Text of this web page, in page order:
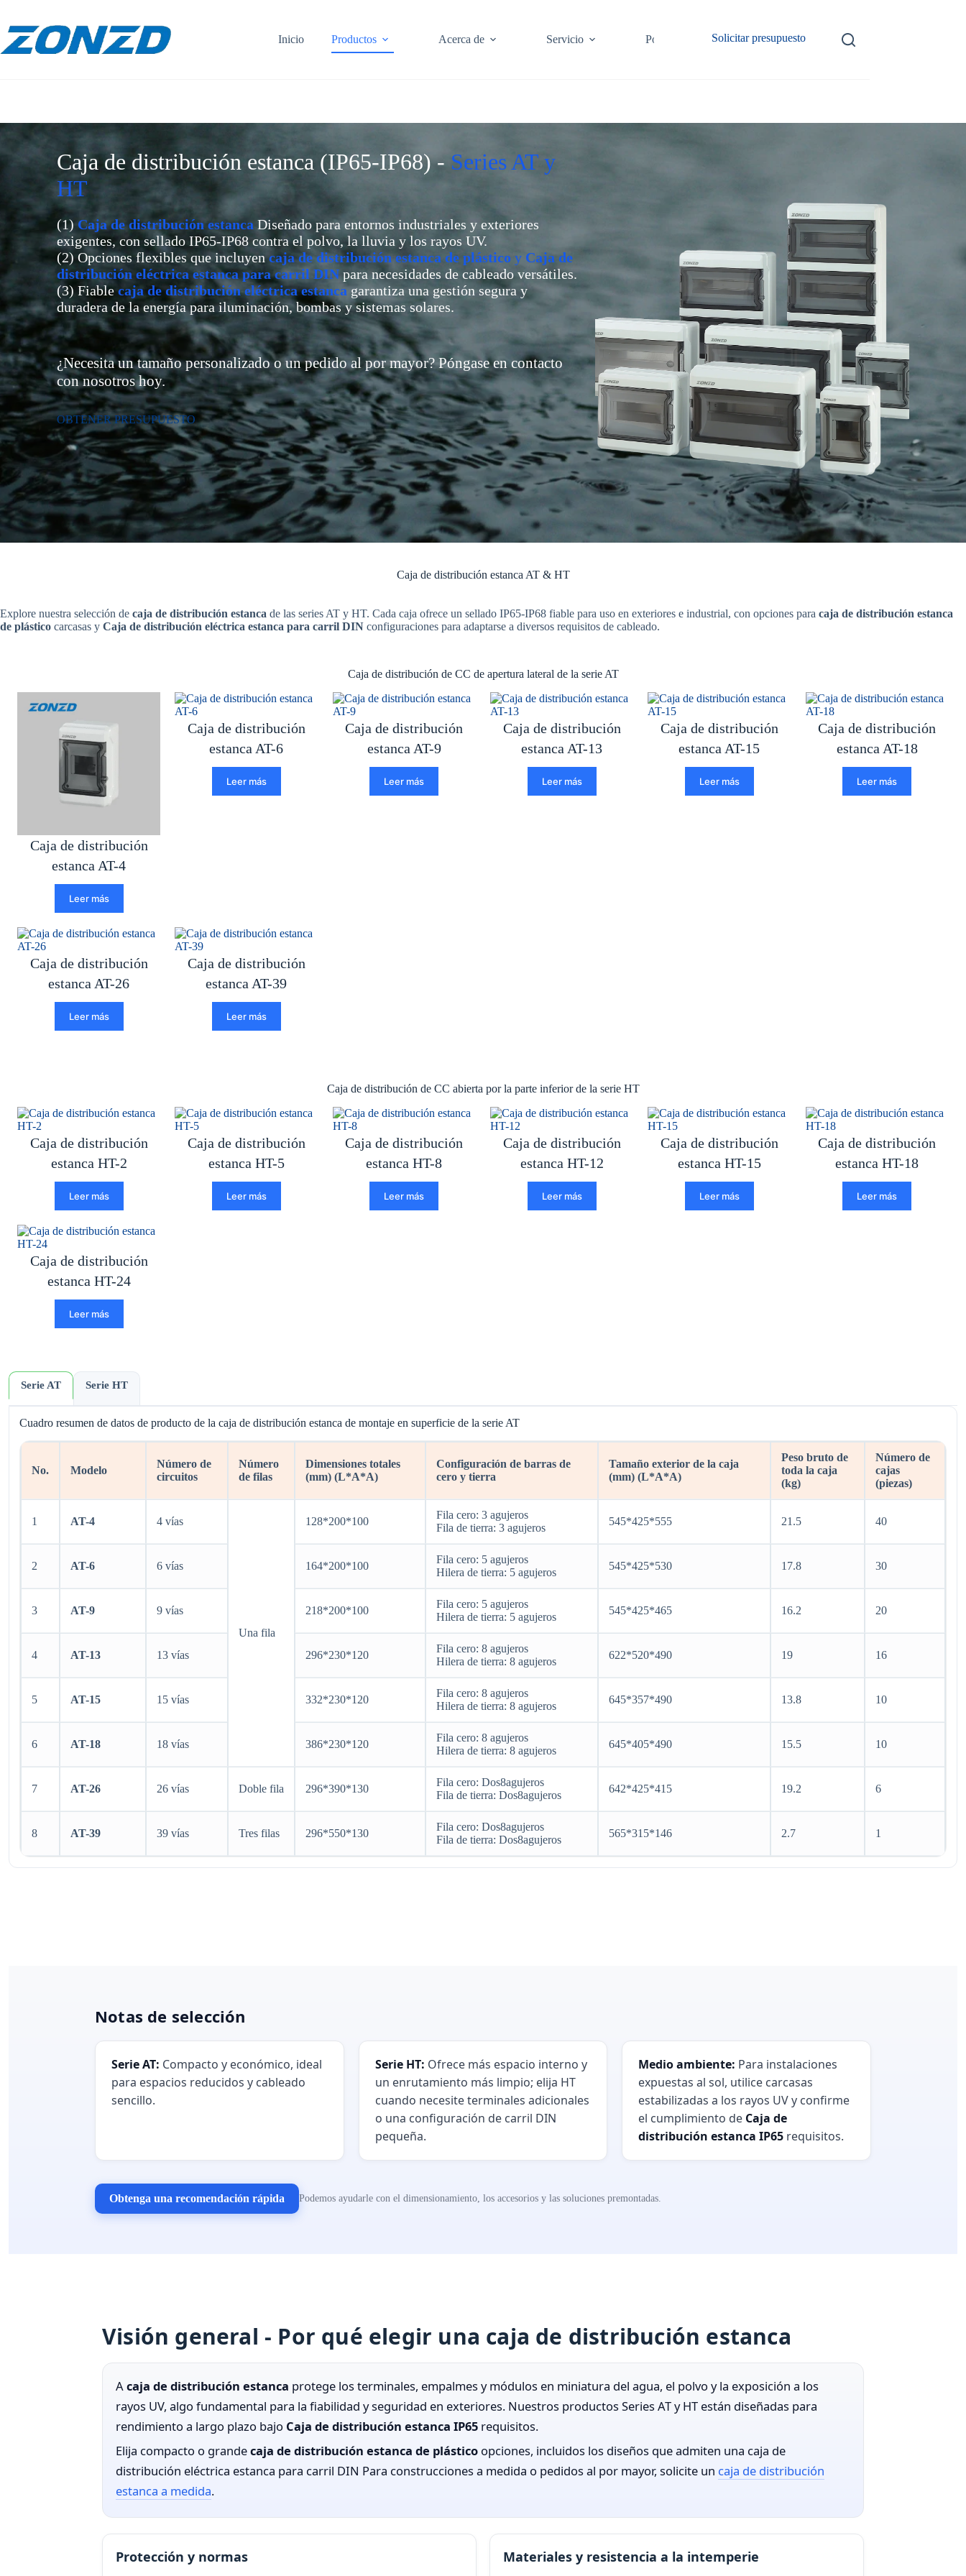
contenido
Inicio Productos Acerca de Servicio Póngase en contacto conSolicitar presupuesto
Caja de distribución estanca (IP65-IP68) -Series AT y
HT
(1) Caja de distribución estanca Diseñado para entornos industriales y exteriores
exigentes, con sellado IP65-IP68 contra el polvo, la lluvia y los rayos UV.
(2) Opciones flexibles que incluyencaja de distribución estanca de plástico y Caja de
distribución eléctrica estanca para carril DINpara necesidades de cableado versátiles.
(3) Fiablecaja de distribución eléctrica estancagarantiza una gestión segura y
duradera de la energía para iluminación, bombas y sistemas solares.
¿Necesita un tamaño personalizado o un pedido al por mayor?Póngase en contacto
con nosotroshoy.
OBTENER PRESUPUESTO
Caja de distribución estanca AT & HT
Explore nuestra selección de caja de distribución estanca de las series AT y HT. Cada caja ofrece un sellado IP65-IP68 fiable para uso en exteriores e industrial, con opciones para caja de distribución estanca
de plástico carcasas y Caja de distribución eléctrica estanca para carril DIN configuraciones para adaptarse a diversos requisitos de cableado.
Caja de distribución de CC de apertura lateral de la serie AT
Caja de distribución
estanca AT-4
Leer más
Caja de distribución
estanca AT-6
Leer más
Caja de distribución
estanca AT-9
Leer más
Caja de distribución
estanca AT-13
Leer más
Caja de distribución
estanca AT-15
Leer más
Caja de distribución
estanca AT-18
Leer más
Caja de distribución
estanca AT-26
Leer más
Caja de distribución
estanca AT-39
Leer más
Caja de distribución de CC abierta por la parte inferior de la serie HT
Caja de distribución
estanca HT-2
Leer más
Caja de distribución
estanca HT-5
Leer más
Caja de distribución
estanca HT-8
Leer más
Caja de distribución
estanca HT-12
Leer más
Caja de distribución
estanca HT-15
Leer más
Caja de distribución
estanca HT-18
Leer más
Caja de distribución
estanca HT-24
Leer más
Serie AT Serie HT
Cuadro resumen de datos de producto de la caja de distribución estanca de montaje en superficie de la serie AT
No. Modelo
Número de
circuitos
Número
de filas
Dimensiones totales
(mm) (L*A*A)
Configuración de barras de
cero y tierra
Tamaño exterior de la caja
(mm) (L*A*A)
Peso bruto de
toda la caja
(kg)
Número de
cajas
(piezas)
1 AT-4 4 vías
Una fila
128*200*100
Fila cero: 3 agujeros
Fila de tierra: 3 agujeros
545*425*555 21.5 40
2 AT-6 6 vías 164*200*100
Fila cero: 5 agujeros
Hilera de tierra: 5 agujeros
545*425*530 17.8 30
3 AT-9 9 vías 218*200*100
Fila cero: 5 agujeros
Hilera de tierra: 5 agujeros
545*425*465 16.2 20
4 AT-13 13 vías 296*230*120
Fila cero: 8 agujeros
Hilera de tierra: 8 agujeros
622*520*490 19 16
5 AT-15 15 vías 332*230*120
Fila cero: 8 agujeros
Hilera de tierra: 8 agujeros
645*357*490 13.8 10
6 AT-18 18 vías 386*230*120
Fila cero: 8 agujeros
Hilera de tierra: 8 agujeros
645*405*490 15.5 10
7 AT-26 26 vías Doble fila 296*390*130
Fila cero: Dos8agujeros
Fila de tierra: Dos8agujeros
642*425*415 19.2 6
8 AT-39 39 vías Tres filas 296*550*130
Fila cero: Dos8agujeros
Fila de tierra: Dos8agujeros
565*315*146 2.7 1
Notas de selección
Serie AT: Compacto y económico, ideal
para espacios reducidos y cableado
sencillo.
Serie HT: Ofrece más espacio interno y
un enrutamiento más limpio; elija HT
cuando necesite terminales adicionales
o una configuración de carril DIN
pequeña.
Medio ambiente: Para instalaciones
expuestas al sol, utilice carcasas
estabilizadas a los rayos UV y confirme
el cumplimiento de Caja de
distribución estanca IP65 requisitos.
Obtenga una recomendación rápida Podemos ayudarle con el dimensionamiento, los accesorios y las soluciones premontadas.
Visión general - Por qué elegir una caja de distribución estanca
Acaja de distribución estanca protege los terminales, empalmes y módulos en miniatura del agua, el polvo y la exposición a los
rayos UV, algo fundamental para la fiabilidad y seguridad en exteriores. Nuestros productos Series AT y HT están diseñadas para
rendimiento a largo plazo bajo Caja de distribución estanca IP65 requisitos.
Elija compacto o grandecaja de distribución estanca de plástico opciones, incluidos los diseños que admiten una caja de
distribución eléctrica estanca para carril DIN Para construcciones a medida o pedidos al por mayor, solicite un caja de distribución
estanca a medida.
Protección y normas Materiales y resistencia a la intemperie